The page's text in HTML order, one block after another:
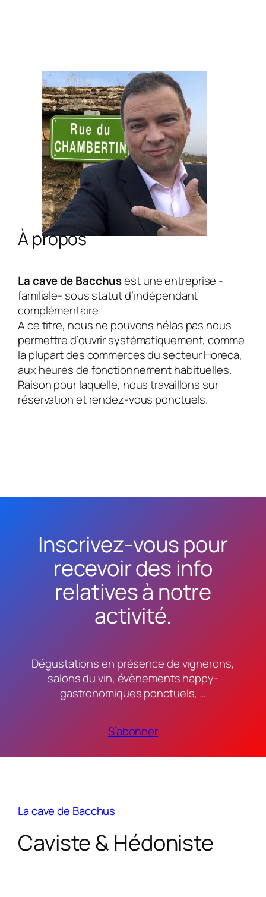
À propos
La cave de Bacchusest une entreprise -
familiale- sous statut d’indépendant
complémentaire.
A ce titre, nous ne pouvons hélas pas nous
permettre d’ouvrir systématiquement, comme
la plupart des commerces du secteur Horeca,
aux heures de fonctionnement habituelles.
Raison pour laquelle, nous travaillons sur
réservation et rendez-vous ponctuels.
Inscrivez-vous pour
recevoir des info
relatives à notre
activité.
Dégustations en présence de vignerons,
salons du vin, évènements happy-
gastronomiques ponctuels, …
S’abonner
La cave de Bacchus
Caviste & Hédoniste